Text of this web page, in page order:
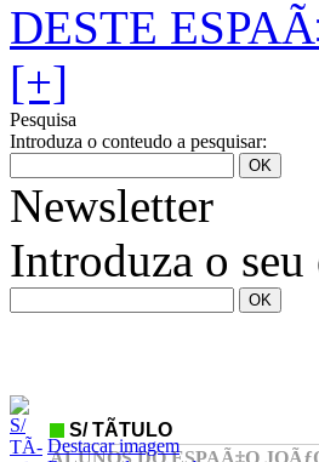
DESTE
[+]
Pesquisa
Introduza o conteudo a pesquisar:
Newsletter
Introduza o seu
S/ TÃ­TULO
ALUNOS DO ESPAÃ‡O
Destacar imagem